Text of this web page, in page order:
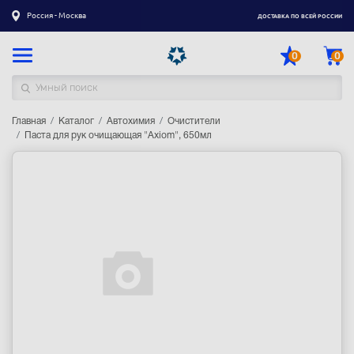
Россия - Москва ДОСТАВКА ПО ВСЕЙ РОССИИ
0 0
Каталог товаров
Главная Каталог Автохимия
Очистители
Паста для рук очищающая "Axiom", 650мл